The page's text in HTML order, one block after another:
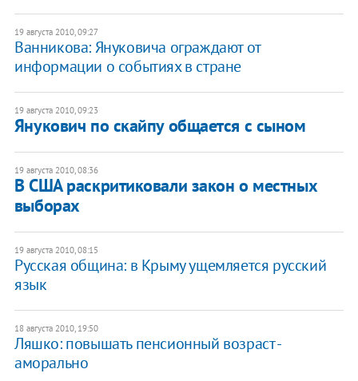
19 августа 2010, 09:27
Ванникова: Януковича ограждают от
информации о событиях в стране
19 августа 2010, 09:23
Янукович по скайпу общается с сыном
19 августа 2010, 08:36
В США раскритиковали закон о местных
выборах
19 августа 2010, 08:15
Русская община: в Крыму ущемляется русский
язык
18 августа 2010, 19:50
Ляшко: повышать пенсионный возраст -
аморально